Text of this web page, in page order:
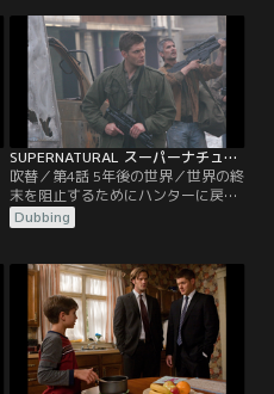
仲間でもあるルーファスが、ある町
で悪魔の攻撃に遭い、緊急の援護を
求めてくる。その町に駆けつけた二
人は、住人たちがある“幻覚”を見せ
られ、互いを悪魔だと思い込み殺し
あっていることに…。
SUPERNATURAL スーパーナチュラル シーズン5 第04話／吹替
吹替／第4話 5年後の世界／世界の終
末を阻止するためにハンターに戻り
たいと言うサム。だが、ディーンは
その申し出をはねつける。数時間
悪魔のウイルスに感染した凶暴な住
人たちに襲われる。そこで、自分が
5年後にタイムワープしたことを知
ったディーンは、“未来のディー
ン”に遭遇し…。
Dubbing